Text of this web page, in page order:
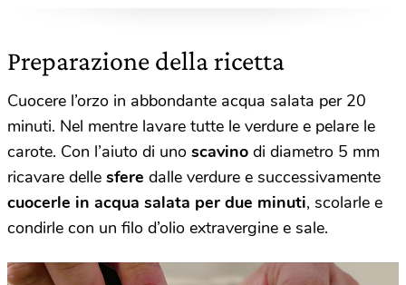
Preparazione della ricetta
Cuocere l’orzo in abbondante acqua salata per 20
minuti. Nel mentre lavare tutte le verdure e pelare le
carote. Con l’aiuto di uno scavino di diametro 5 mm
ricavare delle sfere dalle verdure e successivamente
cuocerle in acqua salata per due minuti, scolarle e
condirle con un filo d’olio extravergine e sale.